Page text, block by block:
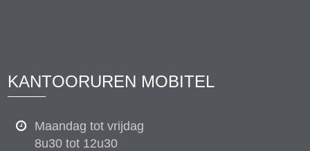
KANTOORUREN MOBITEL
Maandag tot vrijdag
8u30 tot 12u30